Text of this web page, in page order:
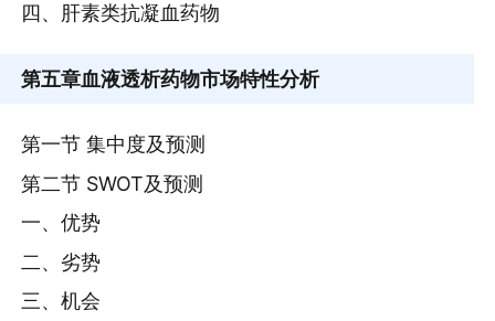
四、肝素类抗凝血药物
第五章血液透析药物市场特性分析
第一节 集中度及预测
第二节 SWOT及预测
一、优势
二、劣势
三、机会